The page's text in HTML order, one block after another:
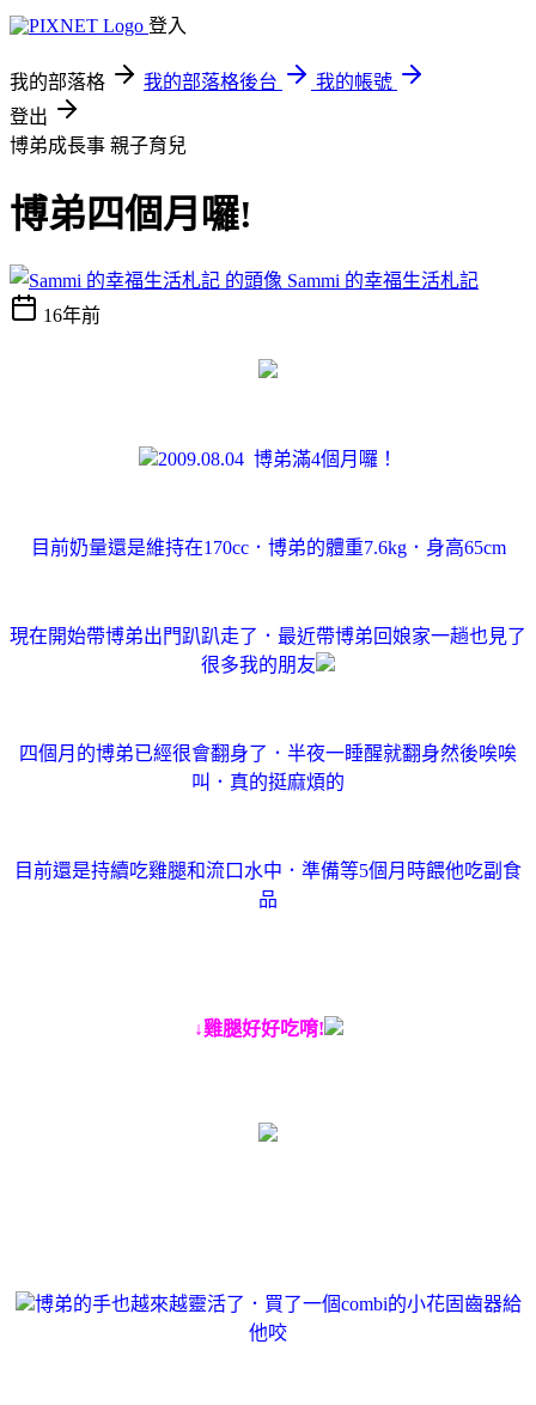
登入
我的部落格 我的部落格後台
我的帳號
登出
博弟成長事 親子育兒
博弟四個月囉!
Sammi 的幸福生活札記
16年前
2009.08.04 博弟滿4個月囉！
目前奶量還是維持在170cc．博弟的體重7.6kg．身高65cm
現在開始帶博弟出門趴趴走了．最近帶博弟回娘家一趟也見了
很多我的朋友
四個月的博弟已經很會翻身了．半夜一睡醒就翻身然後唉唉
叫．真的挺麻煩的
目前還是持續吃雞腿和流口水中．準備等5個月時餵他吃副食
品
↓雞腿好好吃唷!
博弟的手也越來越靈活了．買了一個combi的小花固齒器給
他咬